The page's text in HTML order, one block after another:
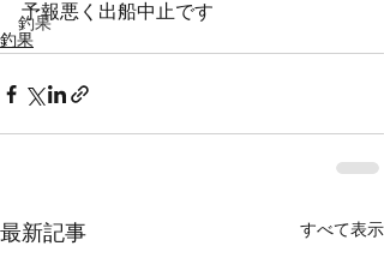
釣果
予報悪く出船中止です
釣果
最新記事 すべて表示